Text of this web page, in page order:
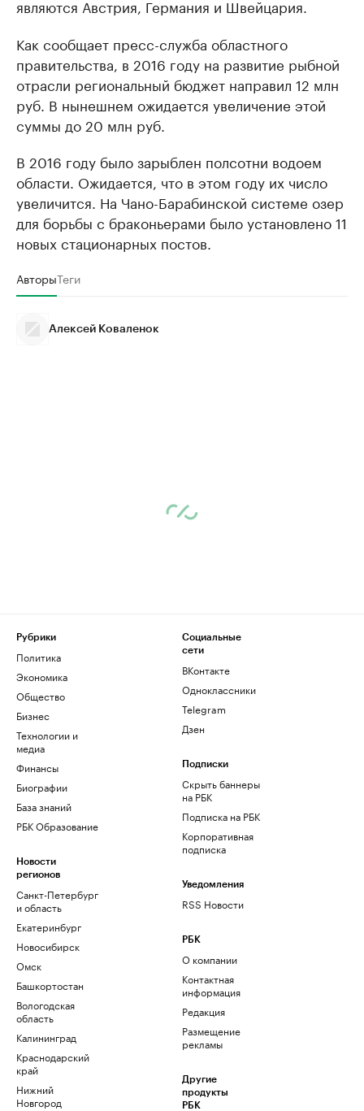
являются Австрия, Германия и Швейцария.
Как сообщает пресс-служба областного
правительства, в 2016 году на развитие рыбной
отрасли региональный бюджет направил 12 млн
руб. В нынешнем ожидается увеличение этой
суммы до 20 млн руб.
В 2016 году было зарыблен полсотни водоем
области. Ожидается, что в этом году их число
увеличится. На Чано-Барабинской системе озер
для борьбы с браконьерами было установлено 11
новых стационарных постов.
АвторыТеги
Алексей Коваленок
Рубрики
Политика
Экономика
Общество
Бизнес
Технологии и
медиа
Финансы
Биографии
База знаний
РБК Образование
Новости
регионов
Санкт-Петербург
и область
Екатеринбург
Новосибирск
Омск
Башкортостан
Вологодская
область
Калининград
Краснодарский
край
Нижний
Новгород
Социальные
сети
ВКонтакте
Одноклассники
Telegram
Дзен
Подписки
Скрыть баннеры
на РБК
Подписка на РБК
Корпоративная
подписка
Уведомления
RSS Новости
РБК
О компании
Контактная
информация
Редакция
Размещение
рекламы
Другие
продукты
РБК